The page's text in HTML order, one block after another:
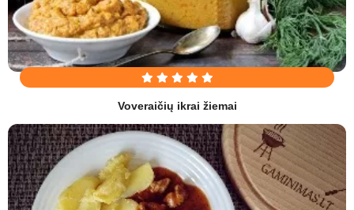
Voveraičių ikrai žiemai